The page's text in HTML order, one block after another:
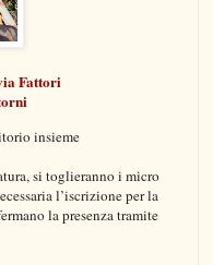
Fattori
insieme
si toglieranno i micro
l’iscrizione per la
la presenza tramite